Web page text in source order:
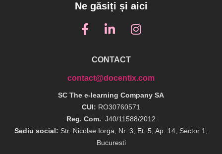
Ne găsiți și aici
CONTACT
contact@docentix.com
SC The e-learning Company SA
CUI: RO30760571
Reg. Com.: J40/11588/2012
Sediu social: Str. Nicolae Iorga, Nr. 3, Et. 5, Ap. 14, Sector 1,
Bucuresti